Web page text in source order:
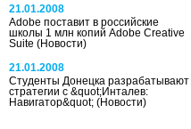
21.01.2008
Adobe поставит в российские
школы 1 млн копий Adobe Creative
Suite (Новости)
21.01.2008
Студенты Донецка разрабатывают
стратегии с &quot;Инталев:
Навигатор&quot; (Новости)